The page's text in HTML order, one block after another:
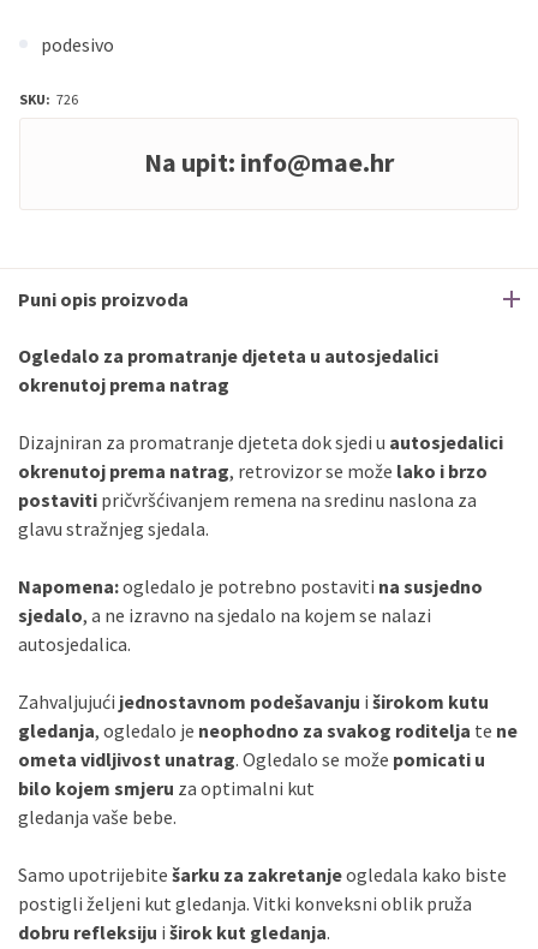
podesivo
SKU: 726
Na upit: info@mae.hr
Puni opis proizvoda
Ogledalo za promatranje djeteta u autosjedalici
okrenutoj prema natrag
Dizajniran za promatranje djeteta dok sjedi u autosjedalici
okrenutoj prema natrag, retrovizor se može lako i brzo
postaviti pričvršćivanjem remena na sredinu naslona za
glavu stražnjeg sjedala.
Napomena:ogledalo je potrebno postaviti na susjedno
sjedalo, a ne izravno na sjedalo na kojem se nalazi
autosjedalica.
Zahvaljujući jednostavnom podešavanju i širokom kutu
gledanja, ogledalo je neophodno za svakog roditelja te ne
ometa vidljivost unatrag. Ogledalo se može pomicati u
bilo kojem smjeru za optimalni kut
gledanja vaše bebe.
Samo upotrijebite šarku za zakretanjeogledala kako biste
postigli željeni kut gledanja. Vitki konveksni oblik pruža
dobru refleksiju i širok kut gledanja.